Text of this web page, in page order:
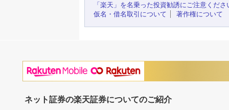
「楽天」を名乗った投資勧誘にご注意くださ
仮名・借名取引について
著作権について
ネット証券の楽天証券についてのご紹介